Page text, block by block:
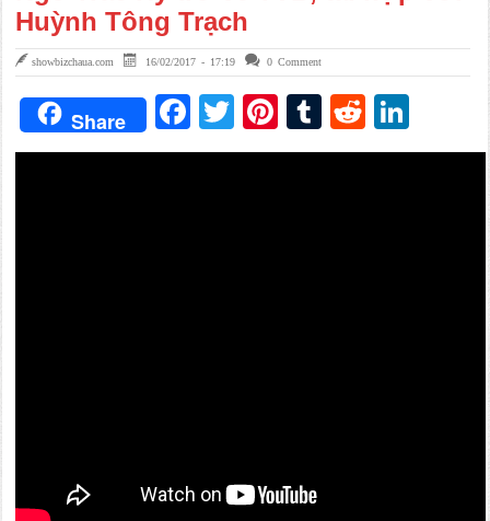
Huỳnh Tông Trạch
showbizchaua.com 16/02/2017 - 17:19 0 Comment
Share Facebook
TwitterPinterest
TumblrReddit